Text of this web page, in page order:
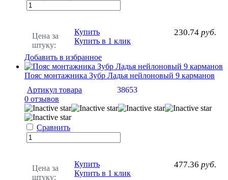
Цена за
штуку:
230.74 руб.
Купить
Купить в 1 клик
Добавить в избранное
Пояс монтажника Зубр Ладья нейлоновый 9 карманов
Артикул товара
38653
0 отзывов
Сравнить
Цена за
штуку:
477.36 руб.
Купить
Купить в 1 клик